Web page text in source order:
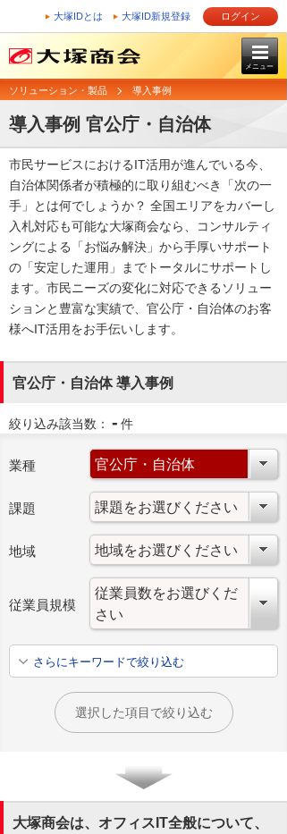
大塚IDとは 大塚ID新規登録 ログイン
メニュー
ソリューション・製品 導入事例
導入事例 官公庁・自治体
市民サービスにおけるIT活用が進んでいる今、
自治体関係者が積極的に取り組むべき「次の一
手」とは何でしょうか？ 全国エリアをカバーし
入札対応も可能な大塚商会なら、コンサルティ
ングによる「お悩み解決」から手厚いサポート
の「安定した運用」までトータルにサポートし
ます。市民ニーズの変化に対応できるソリュー
ションと豊富な実績で、官公庁・自治体のお客
様へIT活用をお手伝いします。
官公庁・自治体 導入事例
絞り込み該当数： - 件
業種
課題
地域
従業員規模
さらにキーワードで絞り込む
選択した項目で絞り込む
大塚商会は、オフィスIT全般について、